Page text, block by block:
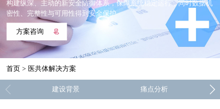
构建纵深、主动的新安全防御体系，保障系统稳定运行，同时数据机
密性、完整性与可用性得到安全保护
方案咨询
首页 > 医共体解决方案
建设背景 痛点分析